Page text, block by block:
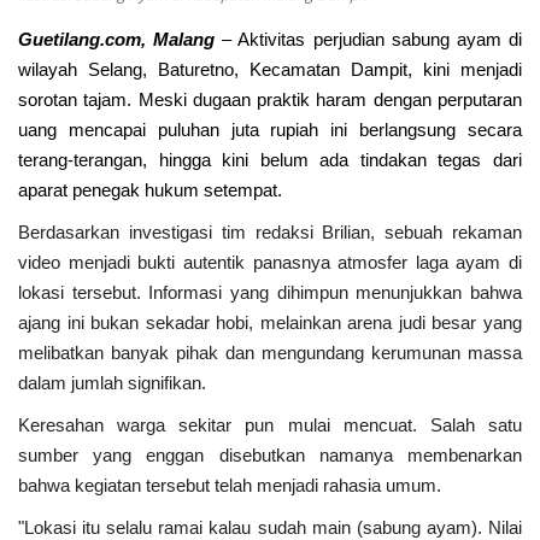
Pendidikan
Informasi Journalism
Olahraga
Kesehatan
Layanan Publik
Perempuan/Anak
Guetilang.com, Malang –Aktivitas perjudian sabung ayam di
wilayah Selang, Baturetno, Kecamatan Dampit, kini menjadi
sorotan tajam. Meski dugaan praktik haram dengan perputaran
uang mencapai puluhan juta rupiah ini berlangsung secara
terang-terangan, hingga kini belum ada tindakan tegas dari
aparat penegak hukum setempat.
Berdasarkan investigasi tim redaksi Brilian, sebuah rekaman
video menjadi bukti autentik panasnya atmosfer laga ayam di
lokasi tersebut. Informasi yang dihimpun menunjukkan bahwa
ajang ini bukan sekadar hobi, melainkan arena judi besar yang
melibatkan banyak pihak dan mengundang kerumunan massa
dalam jumlah signifikan.
Keresahan warga sekitar pun mulai mencuat. Salah satu
sumber yang enggan disebutkan namanya membenarkan
bahwa kegiatan tersebut telah menjadi rahasia umum.
"Lokasi itu selalu ramai kalau sudah main (sabung ayam). Nilai